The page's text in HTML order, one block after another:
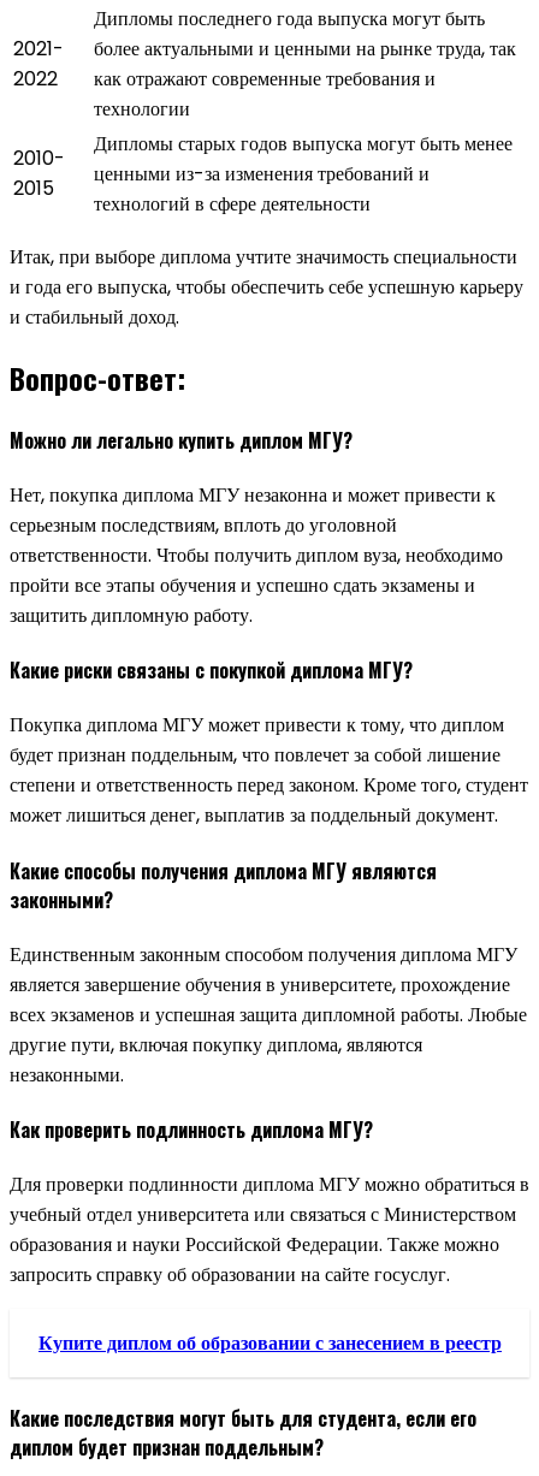
2021-
2022
Дипломы последнего года выпуска могут быть
более актуальными и ценными на рынке труда, так
как отражают современные требования и
технологии
2010-
2015
Дипломы старых годов выпуска могут быть менее
ценными из-за изменения требований и
технологий в сфере деятельности
Итак, при выборе диплома учтите значимость специальности
и года его выпуска, чтобы обеспечить себе успешную карьеру
и стабильный доход.
Вопрос-ответ:
Можно ли легально купить диплом МГУ?
Нет, покупка диплома МГУ незаконна и может привести к
серьезным последствиям, вплоть до уголовной
ответственности. Чтобы получить диплом вуза, необходимо
пройти все этапы обучения и успешно сдать экзамены и
защитить дипломную работу.
Какие риски связаны с покупкой диплома МГУ?
Покупка диплома МГУ может привести к тому, что диплом
будет признан поддельным, что повлечет за собой лишение
степени и ответственность перед законом. Кроме того, студент
может лишиться денег, выплатив за поддельный документ.
Какие способы получения диплома МГУ являются
законными?
Единственным законным способом получения диплома МГУ
является завершение обучения в университете, прохождение
всех экзаменов и успешная защита дипломной работы. Любые
другие пути, включая покупку диплома, являются
незаконными.
Как проверить подлинность диплома МГУ?
Для проверки подлинности диплома МГУ можно обратиться в
учебный отдел университета или связаться с Министерством
образования и науки Российской Федерации. Также можно
запросить справку об образовании на сайте госуслуг.
Купите диплом об образовании с занесением в реестр
Какие последствия могут быть для студента, если его
диплом будет признан поддельным?